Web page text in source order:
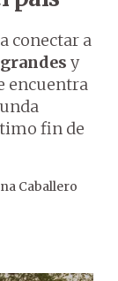
conectar a
y
encuentra
fin de
Caballero